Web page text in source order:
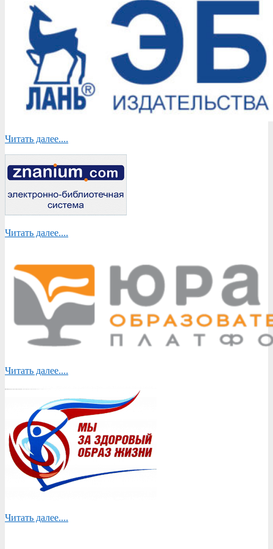
Читать далее....
Читать далее....
Читать далее....
Читать далее....